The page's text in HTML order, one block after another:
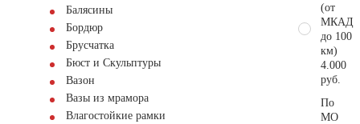
Балясины
Бордюр
Брусчатка
Бюст и Скульптуры
Вазон
Вазы из мрамора
Влагостойкие рамки
(от
МКАД
до 100
км)
4.000
руб.
По
МО